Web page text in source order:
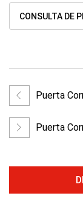
CONSULTA DE
Puerta
Puerta